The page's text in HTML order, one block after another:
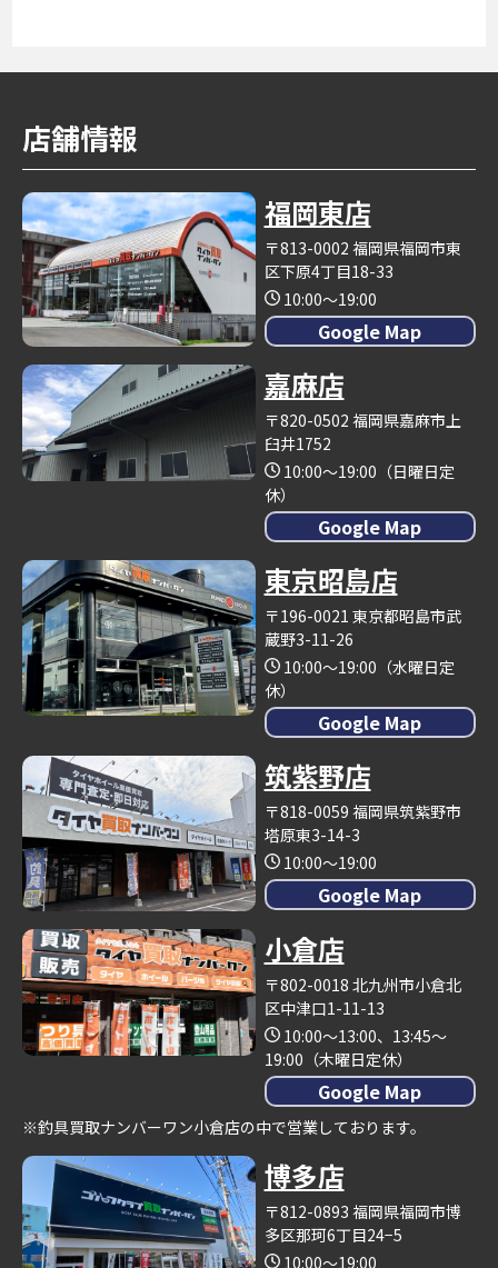
店舗情報
福岡東店
〒813-0002 福岡県福岡市東
区下原4丁目18-33
10:00～19:00
Google Map
嘉麻店
〒820-0502 福岡県嘉麻市上
臼井1752
10:00～19:00（日曜日定
休）
Google Map
東京昭島店
〒196-0021 東京都昭島市武
蔵野3-11-26
10:00～19:00（水曜日定
休）
Google Map
筑紫野店
〒818-0059 福岡県筑紫野市
塔原東3-14-3
10:00～19:00
Google Map
小倉店
〒802-0018 北九州市小倉北
区中津口1-11-13
10:00～13:00、13:45～
19:00（木曜日定休）
Google Map
※釣具買取ナンバーワン小倉店の中で営業しております。
博多店
〒812-0893 福岡県福岡市博
多区那珂6丁目24−5
10:00～19:00